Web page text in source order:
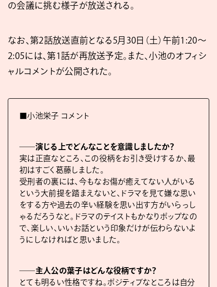
の会議に挑む様子が放送される。
なお、第2話放送直前となる5月30日（土）午前1:20～
2:05には、第1話が再放送予定。また、小池のオフィシ
ャルコメントが公開された。
■小池栄子 コメント
――演じる上でどんなことを意識しましたか？
実は正直なところ、この役柄をお引き受けするか、最
初はすごく葛藤しました。
受刑者の裏には、今もなお傷が癒えてない人がいる
という大前提を踏まえないと、ドラマを見て嫌な思い
をする方や過去の辛い経験を思い出す方がいらっし
ゃるだろうなと。ドラマのテイストもかなりポップなの
で、楽しい、いいお話という印象だけが伝わらないよ
うにしなければと思いました。
――主人公の葉子はどんな役柄ですか？
とても明るい性格ですね。ポジティブなところは自分